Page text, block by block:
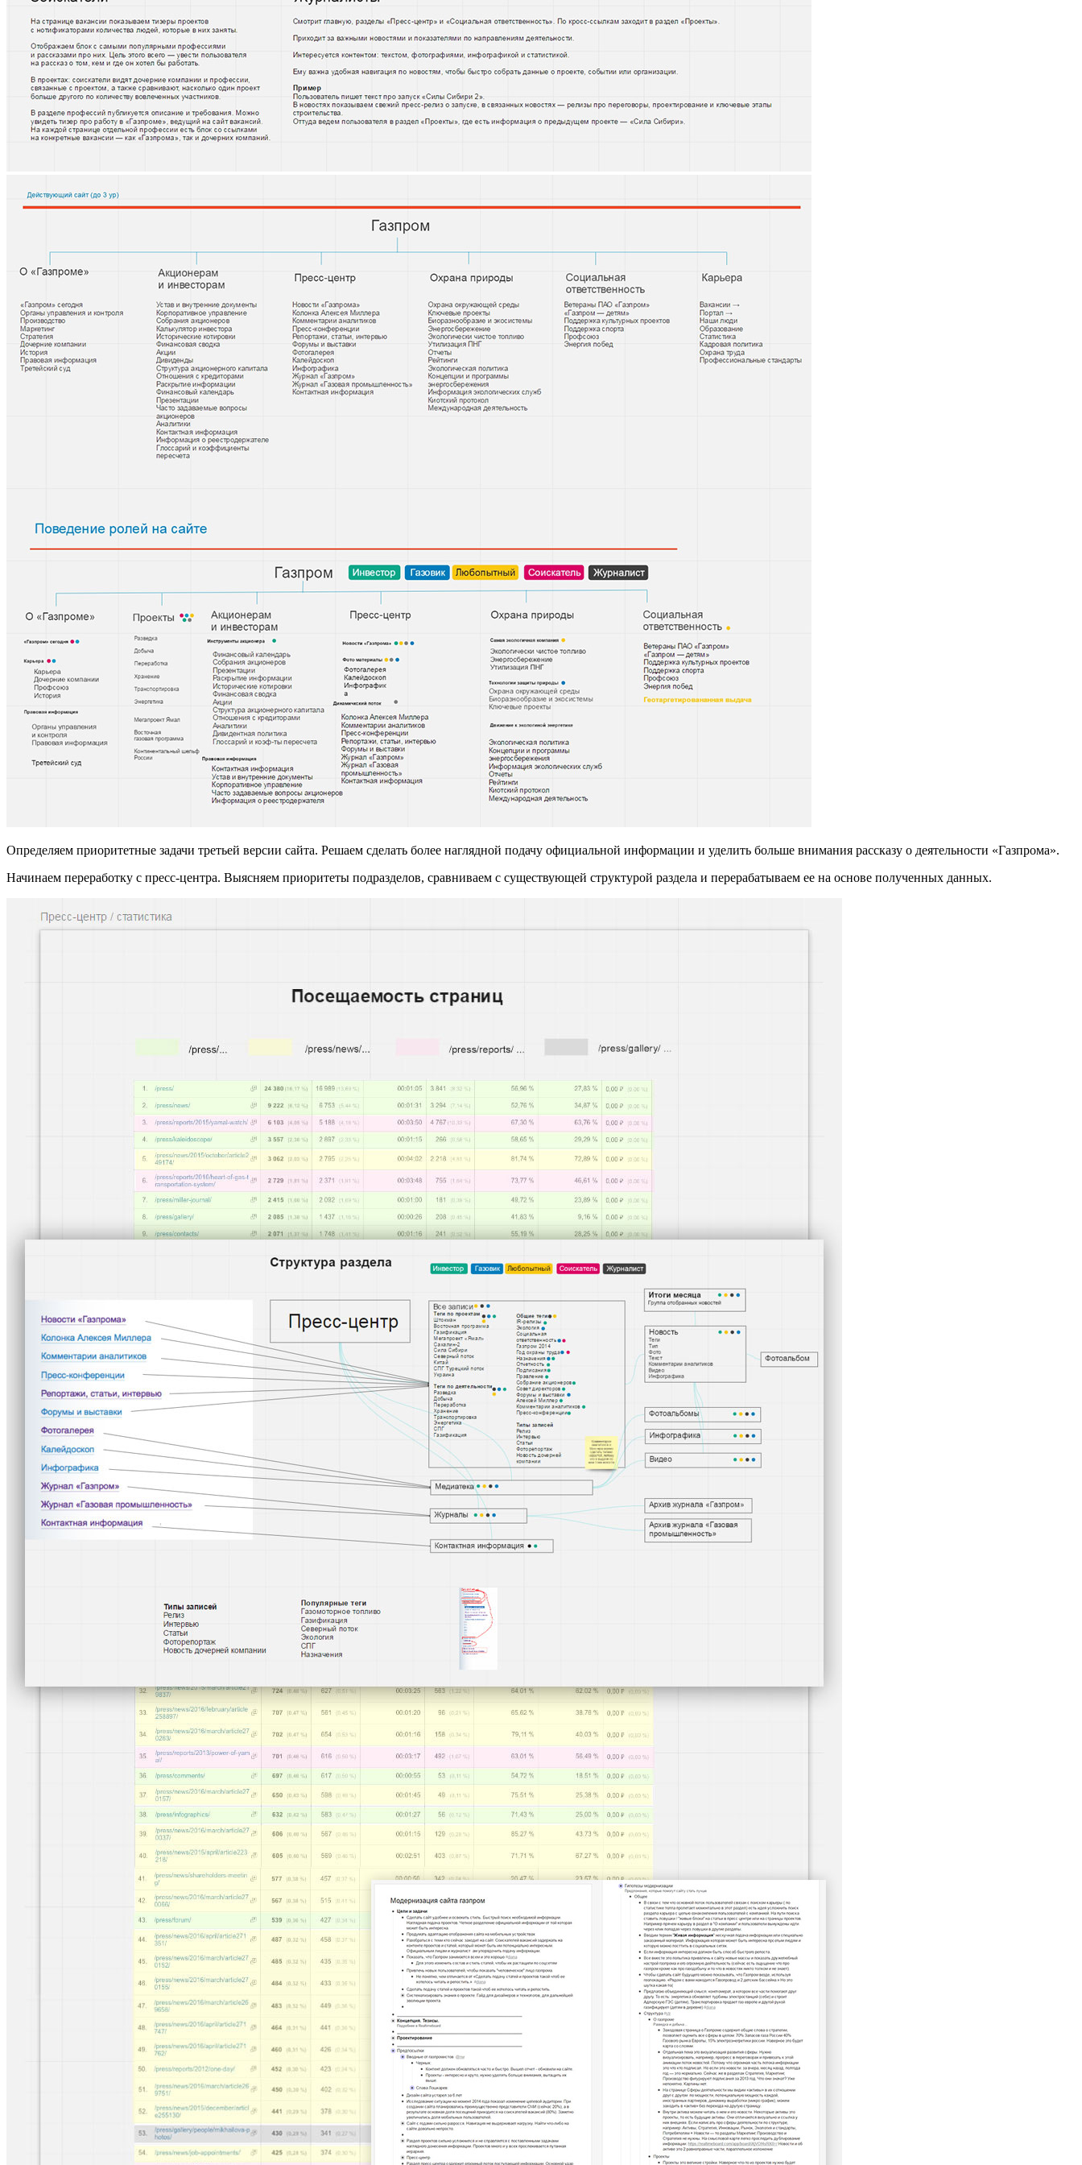
Определяем приоритетные задачи третьей версии сайта. Решаем сделать более наглядной подачу официальной информации и уделить больше внимания рассказу о деятельности «Газпрома».
Начинаем переработку с пресс-центра. Выясняем приоритеты подразделов, сравниваем с существующей структурой раздела и перерабатываем ее на основе полученных данных.